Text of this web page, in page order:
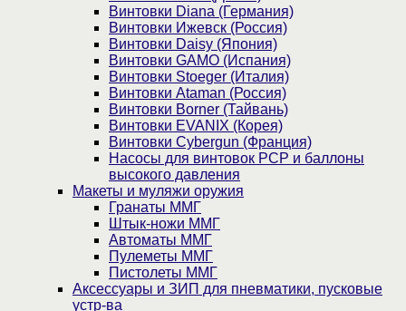
Винтовки Diana (Германия)
Винтовки Ижевск (Россия)
Винтовки Daisy (Япония)
Винтовки GAMO (Испания)
Винтовки Stoeger (Италия)
Винтовки Ataman (Россия)
Винтовки Borner (Тайвань)
Винтовки EVANIX (Корея)
Винтовки Cybergun (Франция)
Насосы для винтовок PCP и баллоны
высокого давления
Макеты и муляжи оружия
Гранаты ММГ
Штык-ножи ММГ
Автоматы ММГ
Пулеметы ММГ
Пистолеты ММГ
Аксессуары и ЗИП для пневматики, пусковые
устр-ва